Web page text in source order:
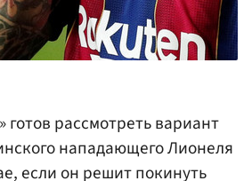
готов рассмотреть вариант
нападающего Лионеля
если он решит покинуть